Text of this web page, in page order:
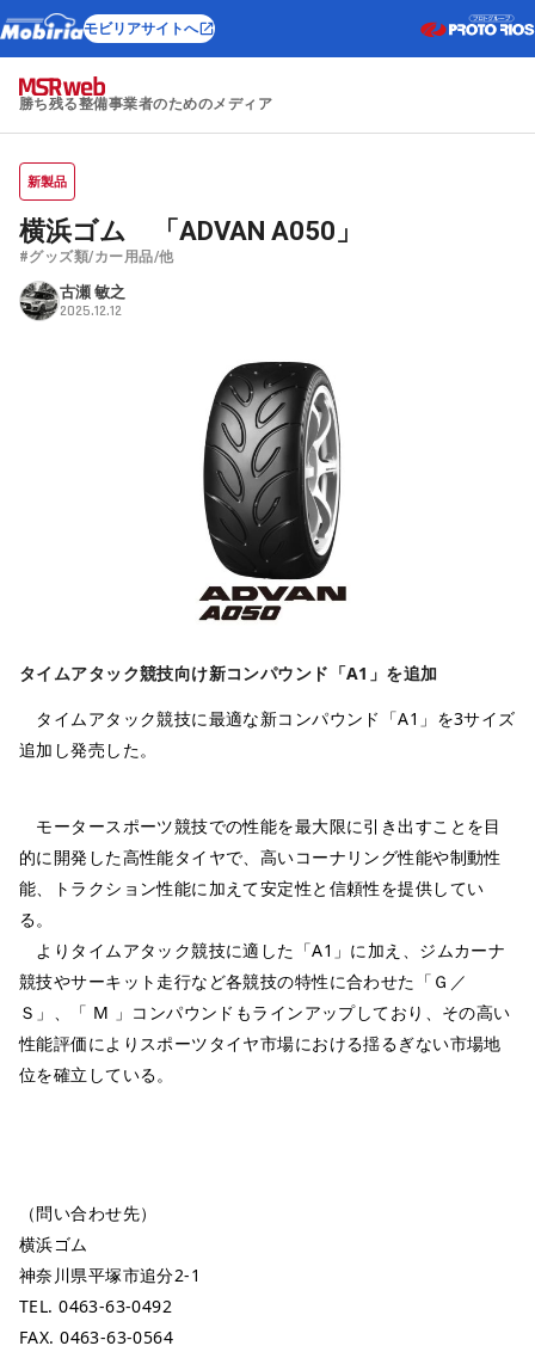
モビリアサイトへ
勝ち残る整備事業者のためのメディア
新製品
横浜ゴム 「ADVAN A050」
#グッズ類/カー用品/他
古瀬 敏之
2025.12.12
タイムアタック競技向け新コンパウンド「A1」を追加
タイムアタック競技に最適な新コンパウンド「A1」を3サイズ
追加し発売した。
モータースポーツ競技での性能を最大限に引き出すことを目
的に開発した高性能タイヤで、高いコーナリング性能や制動性
能、トラクション性能に加えて安定性と信頼性を提供してい
る。
よりタイムアタック競技に適した「A1」に加え、ジムカーナ
競技やサーキット走行など各競技の特性に合わせた「Ｇ／
Ｓ」、「 M 」コンパウンドもラインアップしており、その高い
性能評価によりスポーツタイヤ市場における揺るぎない市場地
位を確立している。
（問い合わせ先）
横浜ゴム
神奈川県平塚市追分2-1
TEL. 0463-63-0492
FAX. 0463-63-0564